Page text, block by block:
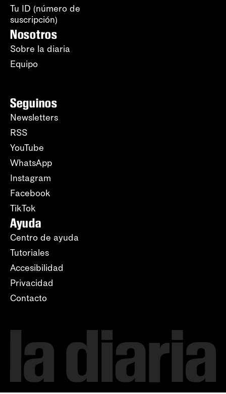
Tu ID (número de
suscripción)
Nosotros
Sobre la diaria
Equipo
Seguinos
Newsletters
RSS
YouTube
WhatsApp
Instagram
Facebook
TikTok
Ayuda
Centro de ayuda
Tutoriales
Accesibilidad
Privacidad
Contacto